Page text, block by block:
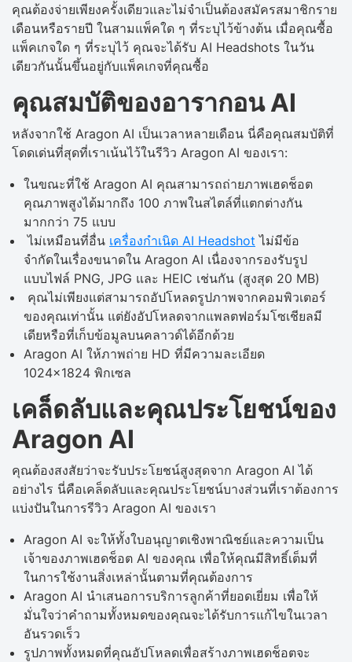
คุณต้องจ่ายเพียงครั้งเดียวและไม่จำเป็นต้องสมัครสมาชิกราย
เดือนหรือรายปี ในสามแพ็คใด ๆ ที่ระบุไว้ข้างต้น เมื่อคุณซื้อ
แพ็คเกจใด ๆ ที่ระบุไว้ คุณจะได้รับ AI Headshots ในวัน
เดียวกันนั้นขึ้นอยู่กับแพ็คเกจที่คุณซื้อ
คุณสมบัติของอารากอน AI
หลังจากใช้ Aragon AI เป็นเวลาหลายเดือน นี่คือคุณสมบัติที่
โดดเด่นที่สุดที่เราเน้นไว้ในรีวิว Aragon AI ของเรา:
ในขณะที่ใช้ Aragon AI คุณสามารถถ่ายภาพเฮดช็อต
คุณภาพสูงได้มากถึง 100 ภาพในสไตล์ที่แตกต่างกัน
มากกว่า 75 แบบ
ไม่เหมือนที่อื่น เครื่องกำเนิด AI Headshot ไม่มีข้อ
จำกัดในเรื่องขนาดใน Aragon AI เนื่องจากรองรับรูป
แบบไฟล์ PNG, JPG และ HEIC เช่นกัน (สูงสุด 20 MB)
คุณไม่เพียงแต่สามารถอัปโหลดรูปภาพจากคอมพิวเตอร์
ของคุณเท่านั้น แต่ยังอัปโหลดจากแพลตฟอร์มโซเชียลมี
เดียหรือที่เก็บข้อมูลบนคลาวด์ได้อีกด้วย
Aragon AI ให้ภาพถ่าย HD ที่มีความละเอียด
1024×1824 พิกเซล
เคล็ดลับและคุณประโยชน์ของ
Aragon AI
คุณต้องสงสัยว่าจะรับประโยชน์สูงสุดจาก Aragon AI ได้
อย่างไร นี่คือเคล็ดลับและคุณประโยชน์บางส่วนที่เราต้องการ
แบ่งปันในการรีวิว Aragon AI ของเรา
Aragon AI จะให้ทั้งใบอนุญาตเชิงพาณิชย์และความเป็น
เจ้าของภาพเฮดช็อต AI ของคุณ เพื่อให้คุณมีสิทธิ์เต็มที่
ในการใช้งานสิ่งเหล่านั้นตามที่คุณต้องการ
Aragon AI นำเสนอการบริการลูกค้าที่ยอดเยี่ยม เพื่อให้
มั่นใจว่าคำถามทั้งหมดของคุณจะได้รับการแก้ไขในเวลา
อันรวดเร็ว
รูปภาพทั้งหมดที่คุณอัปโหลดเพื่อสร้างภาพเฮดช็อตจะ